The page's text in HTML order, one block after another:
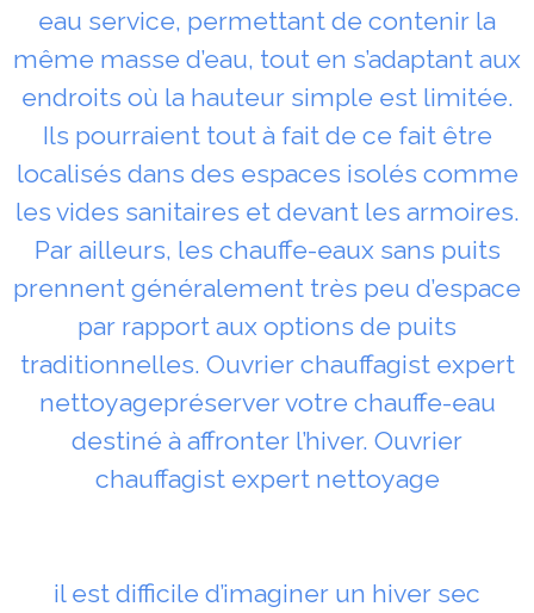
eau service, permettant de contenir la
même masse d’eau, tout en s’adaptant aux
endroits où la hauteur simple est limitée.
Ils pourraient tout à fait de ce fait être
localisés dans des espaces isolés comme
les vides sanitaires et devant les armoires.
Par ailleurs, les chauffe-eaux sans puits
prennent généralement très peu d’espace
par rapport aux options de puits
traditionnelles. Ouvrier chauffagist expert
nettoyagepréserver votre chauffe-eau
destiné à affronter l’hiver. Ouvrier
chauffagist expert nettoyage
il est difficile d’imaginer un hiver sec